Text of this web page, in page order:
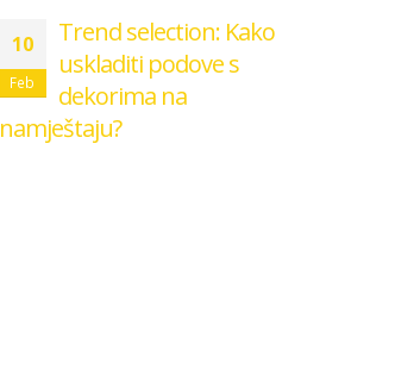
10
Feb
Trend selection: Kako
uskladiti podove s
dekorima na
namještaju?